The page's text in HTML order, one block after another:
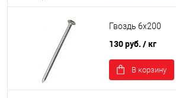
Гвоздь 6х200
130 руб. / кг
В корзину